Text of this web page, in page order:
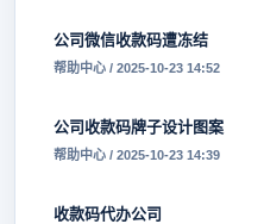
公司微信收款码遭冻结
帮助中心 / 2025-10-23 14:52
公司收款码牌子设计图案
帮助中心 / 2025-10-23 14:39
收款码代办公司